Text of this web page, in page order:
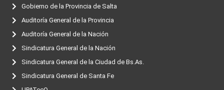
Gobierno de la Provincia de Salta
Auditoría General de la Provincia
Auditoría General de la Nación
Sindicatura General de la Nación
Sindicatura General de la Ciudad de Bs.As.
Sindicatura General de Santa Fe